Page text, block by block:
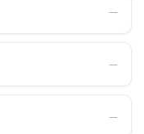
―
―
―